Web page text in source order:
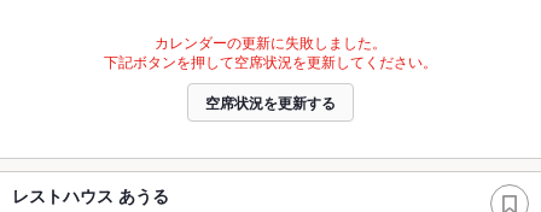
カレンダーの更新に失敗しました。
下記ボタンを押して空席状況を更新してください。
空席状況を更新する
レストハウス あうる